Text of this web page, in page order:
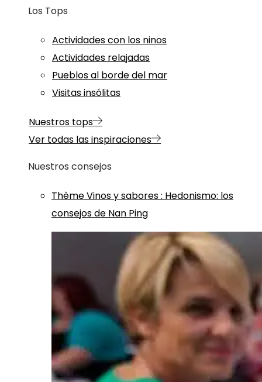
Los Tops
Actividades con los ninos
Actividades relajadas
Pueblos al borde del mar
Visitas insólitas
Nuestros tops
Ver todas las inspiraciones
Nuestros consejos
ThèmeVinos y sabores: Hedonismo: los
consejos de Nan Ping